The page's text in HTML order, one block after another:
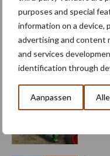
purposes and special
information on a device,
advertising and content
and services
identification through
Aanpassen
voor
5 aug
volle